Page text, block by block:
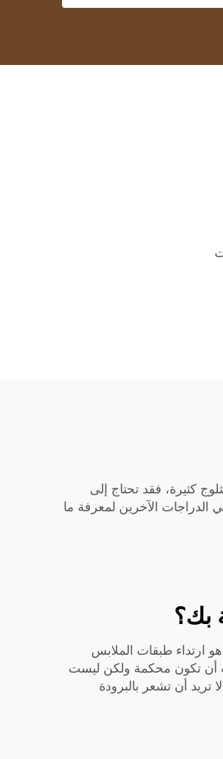
كثيرة، فقد تحتاج إلى
الآخرين لمعرفة ما
بك؟
ارتداء طبقات الملابس
أن تكون محكمة ولكن ليست
تريد أن تشعر بالبرودة